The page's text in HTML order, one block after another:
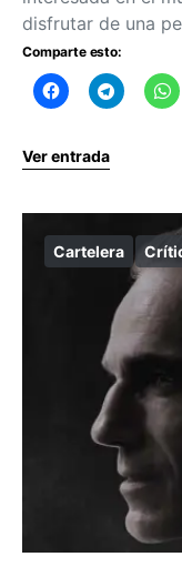
disfrutar de una
Comparte esto:
Ver entrada
Cartelera